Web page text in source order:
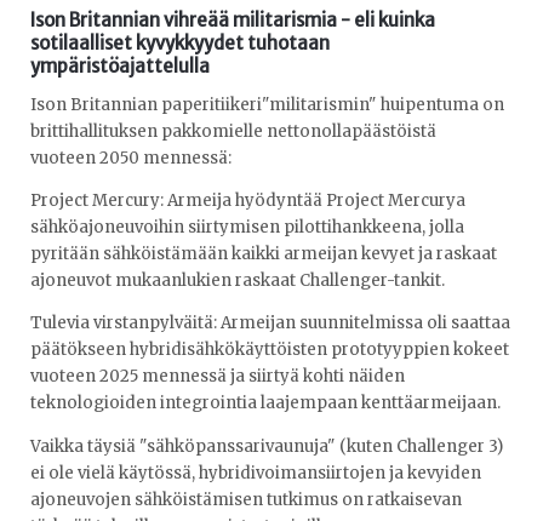
Ison Britannian vihreää militarismia - eli kuinka
sotilaalliset kyvykkyydet tuhotaan
ympäristöajattelulla
Ison Britannian paperitiikeri"militarismin" huipentuma on
brittihallituksen pakkomielle nettonollapäästöistä
vuoteen 2050 mennessä:
Project Mercury: Armeija hyödyntää Project Mercurya
sähköajoneuvoihin siirtymisen pilottihankkeena, jolla
pyritään sähköistämään kaikki armeijan kevyet ja raskaat
ajoneuvot mukaanlukien raskaat Challenger-tankit.
Tulevia virstanpylväitä: Armeijan suunnitelmissa oli saattaa
päätökseen hybridisähkökäyttöisten prototyyppien kokeet
vuoteen 2025 mennessä ja siirtyä kohti näiden
teknologioiden integrointia laajempaan kenttäarmeijaan.
Vaikka täysiä "sähköpanssarivaunuja" (kuten Challenger 3)
ei ole vielä käytössä, hybridivoimansiirtojen ja kevyiden
ajoneuvojen sähköistämisen tutkimus on ratkaisevan